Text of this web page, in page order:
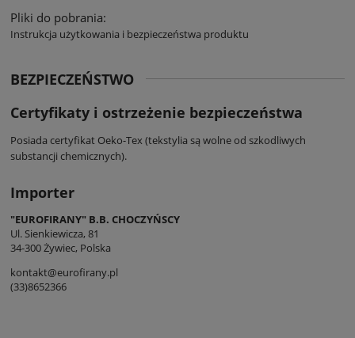
Pliki do pobrania:
Instrukcja użytkowania i bezpieczeństwa produktu
BEZPIECZEŃSTWO
Certyfikaty i ostrzeżenie bezpieczeństwa
Posiada certyfikat Oeko-Tex (tekstylia są wolne od szkodliwych
substancji chemicznych).
Importer
"EUROFIRANY" B.B. CHOCZYŃSCY
Ul. Sienkiewicza, 81
34-300 Żywiec, Polska
kontakt@eurofirany.pl
(33)8652366